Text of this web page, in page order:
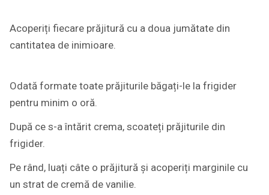
Acoperiți fiecare prăjitură cu a doua jumătate din
cantitatea de inimioare.
Odată formate toate prăjiturile băgați-le la frigider
pentru minim o oră.
După ce s-a întărit crema, scoateți prăjiturile din
frigider.
Pe rând, luați câte o prăjitură și acoperiți marginile cu
un strat de cremă de vanilie.